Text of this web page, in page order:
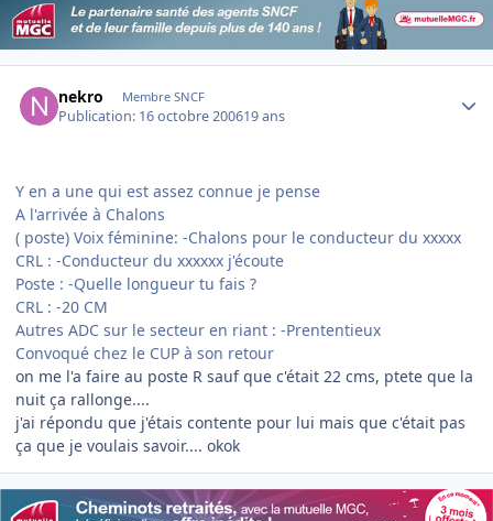
nekro Membre SNCF
Publication: 16 octobre 200619 ans
Y en a une qui est assez connue je pense
A l'arrivée à Chalons
( poste) Voix féminine: -Chalons pour le conducteur du xxxxx
CRL : -Conducteur du xxxxxx j'écoute
Poste : -Quelle longueur tu fais ?
CRL : -20 CM
Autres ADC sur le secteur en riant : -Prententieux
Convoqué chez le CUP à son retour
on me l'a faire au poste R sauf que c'était 22 cms, ptete que la
nuit ça rallonge....
j'ai répondu que j'étais contente pour lui mais que c'était pas
ça que je voulais savoir.... okok